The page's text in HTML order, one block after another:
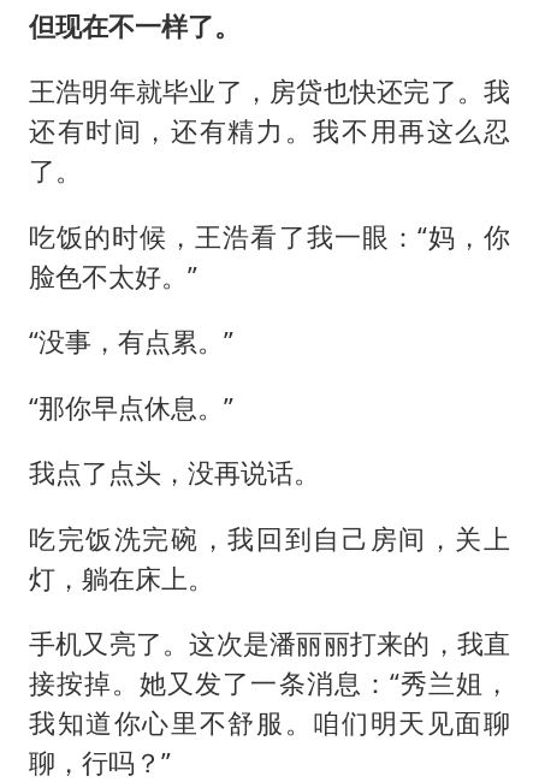
但现在不一样了。
王浩明年就毕业了，房贷也快还完了。我
还有时间，还有精力。我不用再这么忍
了。
吃饭的时候，王浩看了我一眼：“妈，你
脸色不太好。”
“没事，有点累。”
“那你早点休息。”
我点了点头，没再说话。
吃完饭洗完碗，我回到自己房间，关上
灯，躺在床上。
手机又亮了。这次是潘丽丽打来的，我直
接按掉。她又发了一条消息：“秀兰姐，
我知道你心里不舒服。咱们明天见面聊
聊，行吗？”